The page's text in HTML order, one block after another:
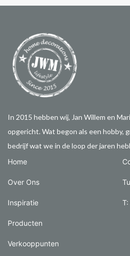
In 2015 hebben wij, Jan Willem en
opgericht. Wat begon als een hobby,
bedrijf wat we in de loop der jaren
Home
Over Ons
Inspiratie
Producten
Verkooppunten